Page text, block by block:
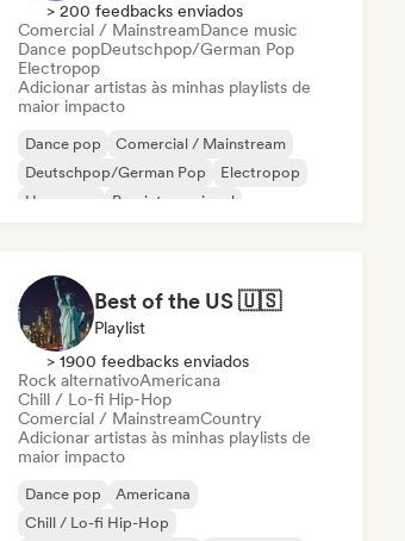
> 200 feedbacks enviados
Comercial / MainstreamDance music
Dance popDeutschpop/German Pop
Electropop
Adicionar artistas às minhas playlists de
maior impacto
Dance pop
Comercial / Mainstream
Deutschpop/German Pop
Electropop
Hyperpop
Pop internacional
Best of the US 🇺🇸
Playlist
> 1900 feedbacks enviados
Rock alternativoAmericana
Chill / Lo-fi Hip-Hop
Comercial / MainstreamCountry
Adicionar artistas às minhas playlists de
maior impacto
Dance pop
Americana
Chill / Lo-fi Hip-Hop